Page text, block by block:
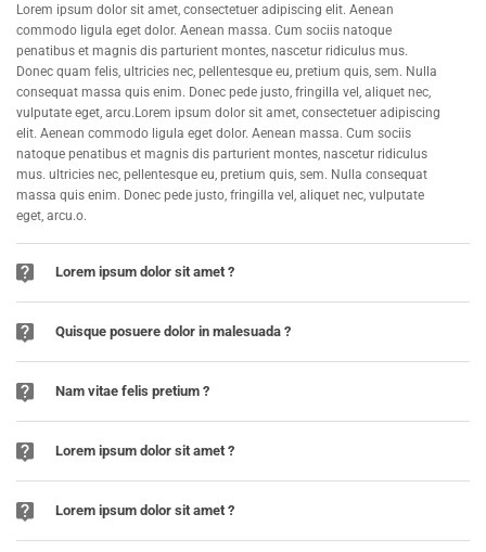
Lorem ipsum dolor sit amet, consectetuer adipiscing elit. Aenean
commodo ligula eget dolor. Aenean massa. Cum sociis natoque
penatibus et magnis dis parturient montes, nascetur ridiculus mus.
Donec quam felis, ultricies nec, pellentesque eu, pretium quis, sem. Nulla
consequat massa quis enim. Donec pede justo, fringilla vel, aliquet nec,
vulputate eget, arcu.Lorem ipsum dolor sit amet, consectetuer adipiscing
elit. Aenean commodo ligula eget dolor. Aenean massa. Cum sociis
natoque penatibus et magnis dis parturient montes, nascetur ridiculus
mus. ultricies nec, pellentesque eu, pretium quis, sem. Nulla consequat
massa quis enim. Donec pede justo, fringilla vel, aliquet nec, vulputate
eget, arcu.o.
Lorem ipsum dolor sit amet ?
Quisque posuere dolor in malesuada ?
Nam vitae felis pretium ?
Lorem ipsum dolor sit amet ?
Lorem ipsum dolor sit amet ?